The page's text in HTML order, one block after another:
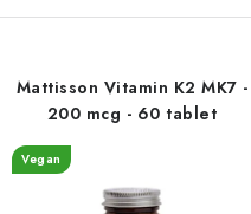
Mattisson Vitamin K2 MK7 -
200 mcg - 60 tablet
Vegan